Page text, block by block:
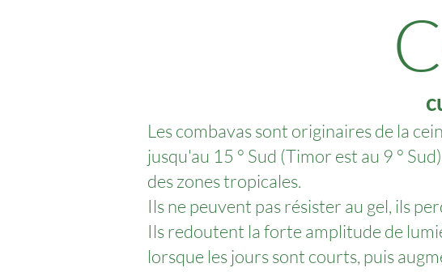
Les combavas sont originaires de la
jusqu'au 15 ° Sud (Timor est au 9 °
des zones tropicales.
Ils ne peuvent pas résister au gel, ils
Ils redoutent la forte amplitude de
lorsque les jours sont courts, puis